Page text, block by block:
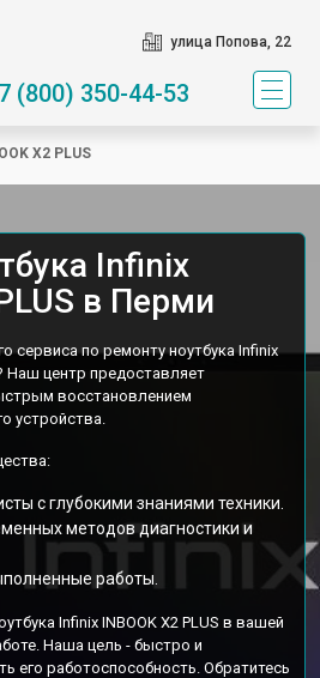
улица Попова, 22
(800) 350-44-53
X2 PLUS
Infinix
в Перми
сервиса по ремонту ноутбука Infinix
Наш центр предоставляет
восстановлением
устройства.
с глубокими знаниями техники.
методов диагностики и
работы.
Infinix INBOOK X2 PLUS в вашей
Наша цель - быстро и
его работоспособность. Обратитесь